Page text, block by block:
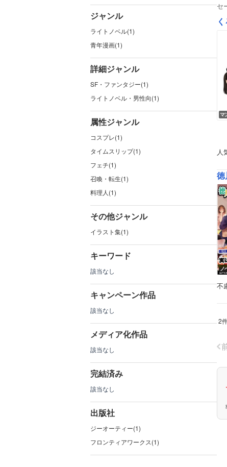
ジャンル
ライトノベル(1)
青年漫画(1)
詳細ジャンル
SF・ファンタジー(1)
ライトノベル・男性向(1)
属性ジャンル
コスプレ(1)
タイムスリップ(1)
フェチ(1)
召喚・転生(1)
料理人(1)
その他ジャンル
イラスト集(1)
キーワード
該当なし
キャンペーン作品
該当なし
メディア化作品
該当なし
完結済み
該当なし
出版社
ジーオーティー(1)
フロンティアワークス(1)
セ
マ
人
徳
ノ
不
2